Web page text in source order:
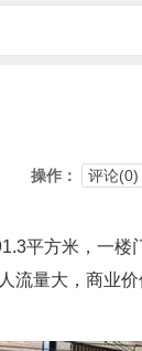
操作： 评论(0)
平方米，一
流量大，商业